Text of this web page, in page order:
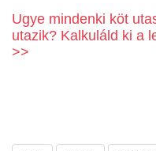
Ugye mindenki köt
utazik? Kalkuláld ki a
>>